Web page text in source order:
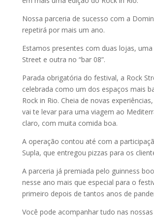
Nossa parceria de sucesso com a
repetirá por mais um ano.
Estamos presentes com duas lojas, uma
Street e outra no “bar 08”.
Parada obrigatória do festival, a Rock
celebrada como um dos espaços mais
Rock in Rio. Cheia de novas
vai te levar para uma viagem ao
claro, com muita comida boa.
A operação contou até com a
Supla, que entregou pizzas para os
A parceria já premiada pelo guinness
nesse ano mais que especial para o
primeiro depois de tantos anos de
Você pode acompanhar tudo nas nossas